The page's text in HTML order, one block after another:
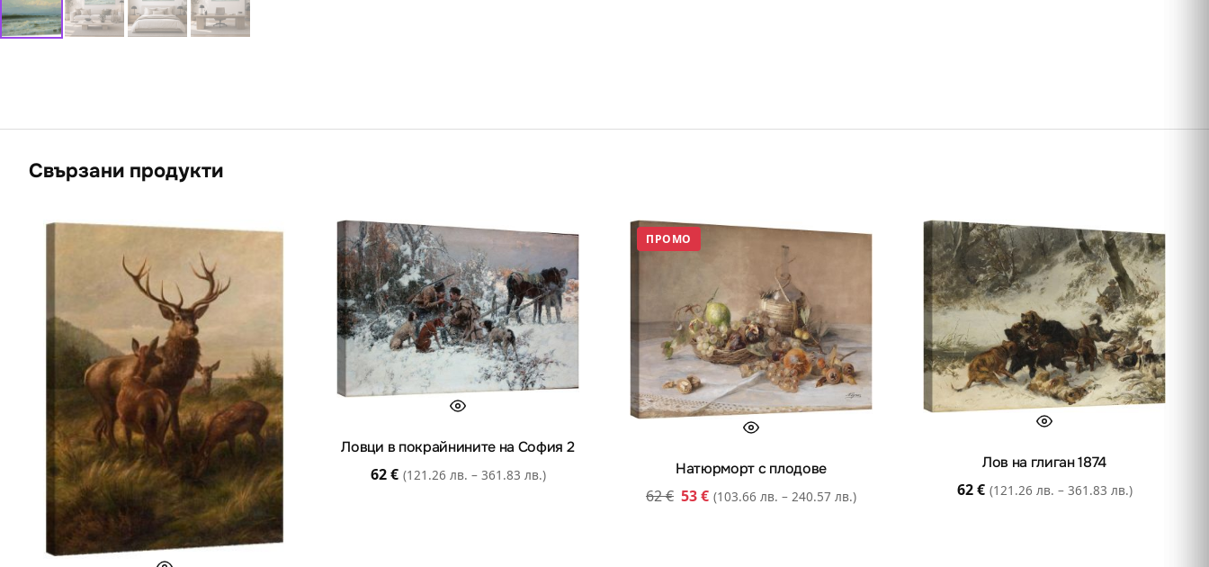
Свързани продукти
Ловци в покрайнините на София 2
62€ (121.26 лв. – 361.83 лв.)
ПРОМО
Натюрморт с плодове
62€ 53€ (103.66 лв. – 240.57 лв.)
Лов на глиган 1874
62€ (121.26 лв. – 361.83 лв.)